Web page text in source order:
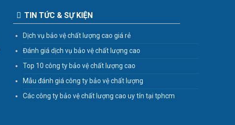
TIN TỨC & SỰ KIỆN
Dịch vụ bảo vệ chất lượng cao giá rẻ
Đánh giá dịch vụ bảo vệ chất lượng cao
Top 10 công ty bảo vệ chất lượng cao
Mẫu đánh giá công ty bảo vệ chất lượng
Các công ty bảo vệ chất lượng cao uy tín tại tphcm